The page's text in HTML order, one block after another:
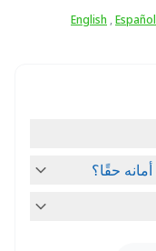
English ,Español